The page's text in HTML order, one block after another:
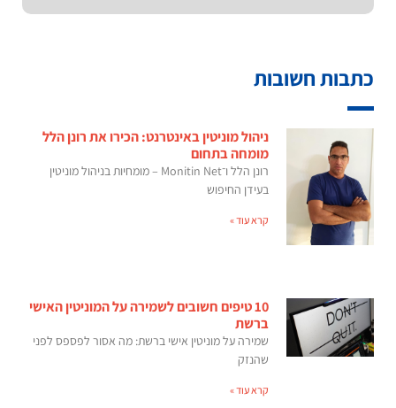
כתבות חשובות
ניהול מוניטין באינטרנט: הכירו את רונן הלל
מומחה בתחום
רונן הלל ו־Monitin Net – מומחיות בניהול מוניטין
בעידן החיפוש
קרא עוד »
10 טיפים חשובים לשמירה על המוניטין האישי
ברשת
שמירה על מוניטין אישי ברשת: מה אסור לפספס לפני
שהנזק
קרא עוד »